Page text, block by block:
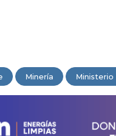
Minería Ministerio